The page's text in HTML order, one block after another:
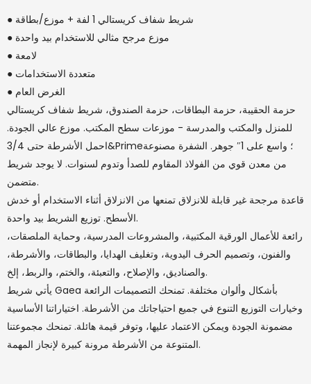
● شريط شفاف كريستالي 1 لفة + موزع/بطاقة
● موزع مرجح مثالي للاستخدام بيد واحدة
● لامعة
● متعددة الاستخدامات
● الغرض العام
حزمة الحقيبة، حزمة البطاقات، حزمة الصندوق، شريط شفاف كريستالي
للمنزل والمكتب والمدرسة - موزعات سطح المكتب. موزع عالي الجودة.
احمل الأشرطة حتى 3/4&Prime؛ واسع على 1″ جوهر. الشفرة مصنوعة
من معدن قوي من الفولاذ المقاوم للصدأ وتدوم لسنوات. لا يوجد شريط
متضمن.
قاعدة مرجحة غير قابلة للانزلاق تمنعها من الانزلاق أثناء الاستخدام أو خدش
الأسطح. توزيع الشريط بيد واحدة.
رائعة للأعمال الورقية المكتبية، والمشروعات المدرسية، وحماية الملصقات،
والفنون، وتصميم الحرف اليدوية، وتغليف الهدايا، والبطاقات، والأشرطة،
والصناديق، والإصلاح، والتعبئة، والختم، والربط، إلخ.
يأتي شريط Gaea بأشكال وألوان مختلفة. تمنحك التصميمات الرائعة
وخيارات التوزيع التنوع في جميع احتياجاتك من الأشرطة. اختياراتنا الأساسية
مضمونة الجودة ويمكن الاعتماد عليها، وتوفر قيمة هائلة. تمنحك مجموعتنا
المتنوعة من الأشرطة مرونة كبيرة لإنجاز المهمة.